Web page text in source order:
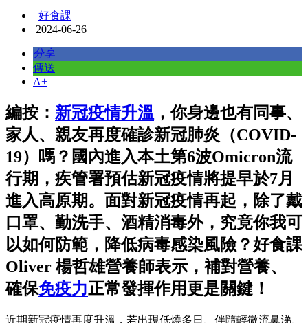
好食課
2024-06-26
分享
傳送
A+
編按： 新冠疫情升溫 ，你身邊也有同事、
家人、親友再度確診新冠肺炎（COVID-
19）嗎？國內進入本土第6波Omicron流
行期，疾管署預估新冠疫情將提早於7月
進入高原期。面對新冠疫情再起，除了戴
口罩、勤洗手、酒精消毒外，究竟你我可
以如何防範，降低病毒感染風險？好食課
Oliver 楊哲雄營養師表示，補對營養、
確保免疫力正常發揮作用更是關鍵！
近期新冠疫情再度升溫，若出現低燒多日、伴隨輕微流鼻涕、